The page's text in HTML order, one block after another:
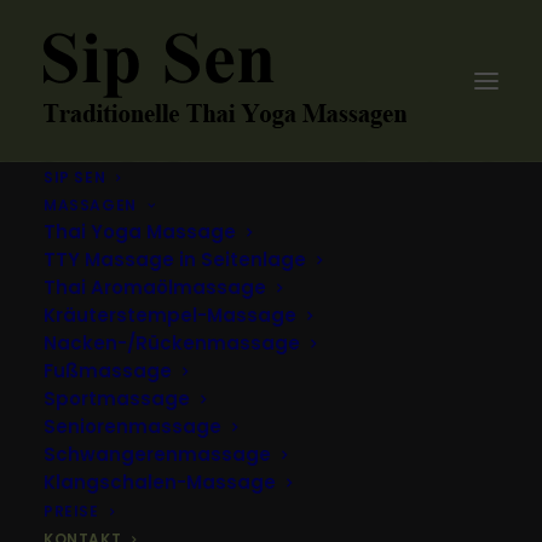
SIP SEN
MASSAGEN
Thai Yoga Massage
TTY Massage in Seitenlage
Thai Aromaölmassage
Kräuterstempel-Massage
Nacken-/Rückenmassage
Fußmassage
Sportmassage
Seniorenmassage
Schwangerenmassage
Klangschalen-Massage
PREISE
Kontakt